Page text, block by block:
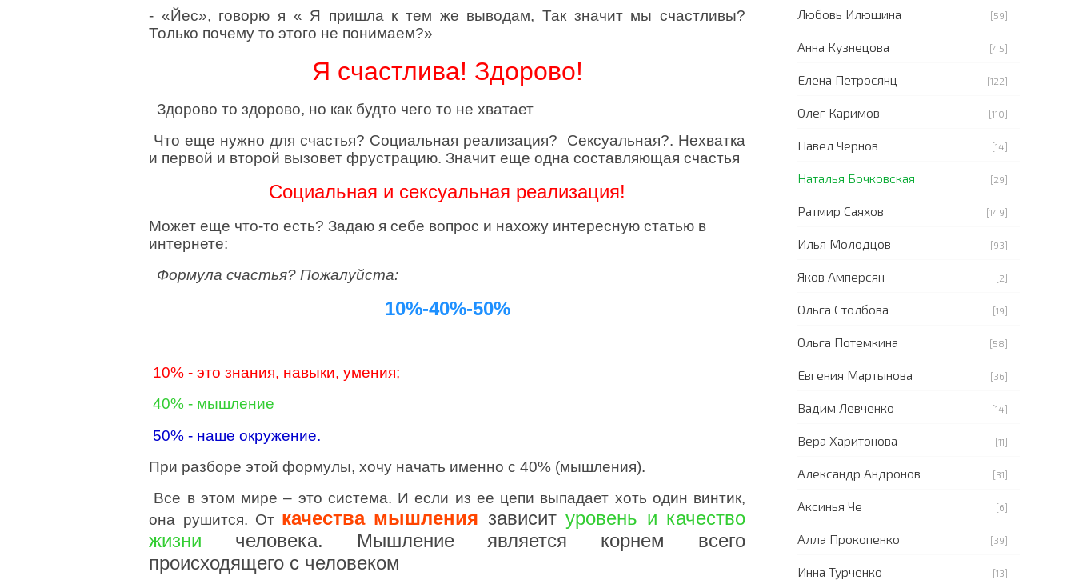
- «Йес», говорю я « Я пришла к тем же выводам, Так значит мы счастливы?
Только почему то этого не понимаем?»
Я счастлива! Здорово!
Здорово то здорово, но как будто чего то не хватает
Что еще нужно для счастья? Социальная реализация? Сексуальная?. Нехватка
и первой и второй вызовет фрустрацию. Значит еще одна составляющая счастья
Социальная и сексуальная реализация!
Может еще что-то есть? Задаю я себе вопрос и нахожу интересную статью в
интернете:
Формула счастья? Пожалуйста:
10%-40%-50%
10% - это знания, навыки, умения;
40% - мышление
50% - наше окружение.
При разборе этой формулы, хочу начать именно с 40% (мышления).
Все в этом мире – это система. И если из ее цепи выпадает хоть один винтик,
она рушится. От качества мышления зависит уровень и качество
жизни человека. Мышление является корнем всего
происходящего с человеком
Любовь Илюшина [59]
Анна Кузнецова [45]
Елена Петросянц [122]
Олег Каримов [110]
Павел Чернов [14]
Наталья Бочковская [29]
Ратмир Саяхов [149]
Илья Молодцов [93]
Яков Амперсян [2]
Ольга Столбова [19]
Ольга Потемкина [58]
Евгения Мартынова [36]
Вадим Левченко [14]
Вера Харитонова [11]
Александр Андронов [31]
Аксинья Че [6]
Алла Прокопенко [39]
Инна Турченко [13]